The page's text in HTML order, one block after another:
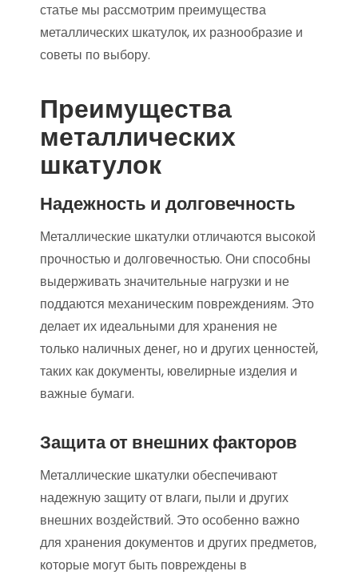
статье мы рассмотрим преимущества
металлических шкатулок, их разнообразие и
советы по выбору.
Преимущества
металлических
шкатулок
Надежность и долговечность
Металлические шкатулки отличаются высокой
прочностью и долговечностью. Они способны
выдерживать значительные нагрузки и не
поддаются механическим повреждениям. Это
делает их идеальными для хранения не
только наличных денег, но и других ценностей,
таких как документы, ювелирные изделия и
важные бумаги.
Защита от внешних факторов
Металлические шкатулки обеспечивают
надежную защиту от влаги, пыли и других
внешних воздействий. Это особенно важно
для хранения документов и других предметов,
которые могут быть повреждены в